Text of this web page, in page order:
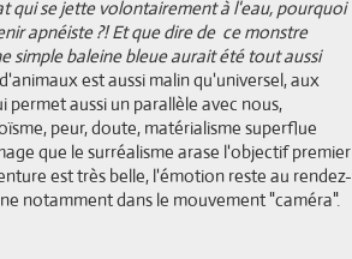
qui se jette volontairement à l'eau, pourquoi
apnéiste ?! Et que dire de ce monstre
simple baleine bleue aurait été tout aussi
est aussi malin qu'universel, aux
permet aussi un parallèle avec nous,
peur, doute, matérialisme superflue
que le surréalisme arase l'objectif premier
est très belle, l'émotion reste au rendez-
notamment dans le mouvement "caméra".